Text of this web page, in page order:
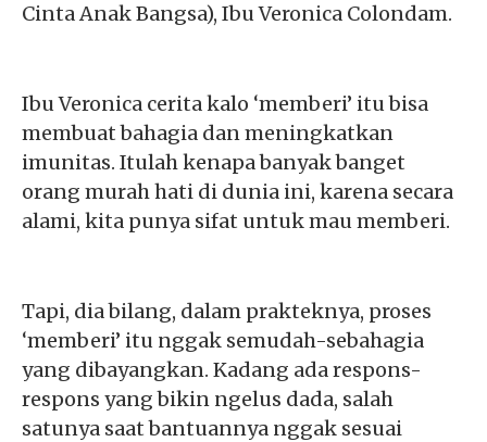
Cinta Anak Bangsa), Ibu Veronica Colondam.
Ibu Veronica cerita kalo ‘memberi’ itu bisa
membuat bahagia dan meningkatkan
imunitas. Itulah kenapa banyak banget
orang murah hati di dunia ini, karena secara
alami, kita punya sifat untuk mau memberi.
Tapi, dia bilang, dalam prakteknya, proses
‘memberi’ itu nggak semudah-sebahagia
yang dibayangkan. Kadang ada respons-
respons yang bikin ngelus dada, salah
satunya saat bantuannya nggak sesuai